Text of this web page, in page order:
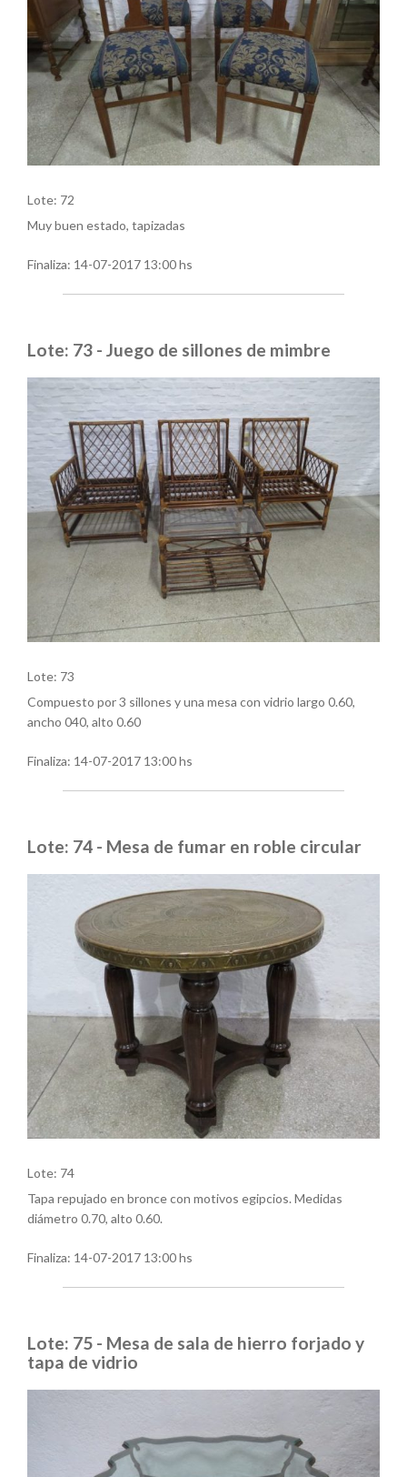
Lote: 72
Muy buen estado, tapizadas
Finaliza: 14-07-2017 13:00 hs
Lote: 73 - Juego de sillones de mimbre
Lote: 73
Compuesto por 3 sillones y una mesa con vidrio largo 0.60,
ancho 040, alto 0.60
Finaliza: 14-07-2017 13:00 hs
Lote: 74 - Mesa de fumar en roble circular
Lote: 74
Tapa repujado en bronce con motivos egipcios. Medidas
diámetro 0.70, alto 0.60.
Finaliza: 14-07-2017 13:00 hs
Lote: 75 - Mesa de sala de hierro forjado y
tapa de vidrio